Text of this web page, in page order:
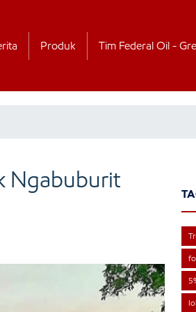
Produk Tim Federal Oil -
Ngabuburit